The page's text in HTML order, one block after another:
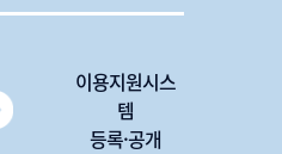
이용지원시스
템
등록·공개